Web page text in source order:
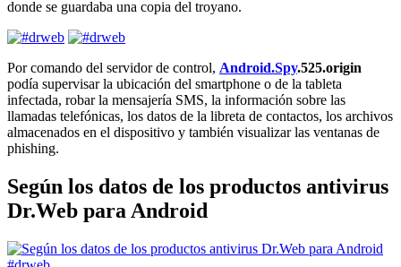
donde se guardaba una copia del troyano.
Por comando del servidor de control, Android.Spy.525.origin
podía supervisar la ubicación del smartphone o de la tableta
infectada, robar la mensajería SMS, la información sobre las
llamadas telefónicas, los datos de la libreta de contactos, los archivos
almacenados en el dispositivo y también visualizar las ventanas de
phishing.
Según los datos de los productos antivirus
Dr.Web para Android